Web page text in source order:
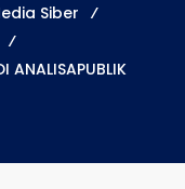
Siber
ANALISAPUBLIK